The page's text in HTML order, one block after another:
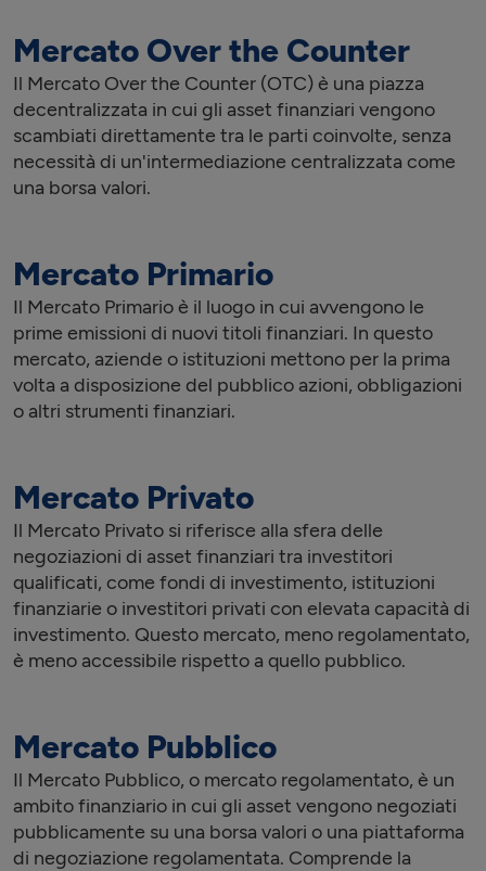
Mercato Over the Counter
Il Mercato Over the Counter (OTC) è una piazza
decentralizzata in cui gli asset finanziari vengono
scambiati direttamente tra le parti coinvolte, senza
necessità di un'intermediazione centralizzata come
una borsa valori.
Mercato Primario
Il Mercato Primario è il luogo in cui avvengono le
prime emissioni di nuovi titoli finanziari. In questo
mercato, aziende o istituzioni mettono per la prima
volta a disposizione del pubblico azioni, obbligazioni
o altri strumenti finanziari.
Mercato Privato
Il Mercato Privato si riferisce alla sfera delle
negoziazioni di asset finanziari tra investitori
qualificati, come fondi di investimento, istituzioni
finanziarie o investitori privati con elevata capacità di
investimento. Questo mercato, meno regolamentato,
è meno accessibile rispetto a quello pubblico.
Mercato Pubblico
Il Mercato Pubblico, o mercato regolamentato, è un
ambito finanziario in cui gli asset vengono negoziati
pubblicamente su una borsa valori o una piattaforma
di negoziazione regolamentata. Comprende la